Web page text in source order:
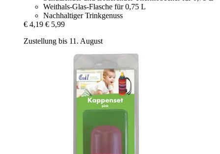
Weithals-Glas-Flasche für 0,75 L
Nachhaltiger Trinkgenuss
€ 4,19 € 5,99
Zustellung bis 11. August